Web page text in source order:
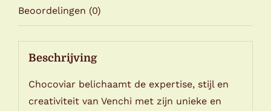
Beoordelingen (0)
Beschrijving
Chocoviar belichaamt de expertise, stijl en
creativiteit van Venchi met zijn unieke en